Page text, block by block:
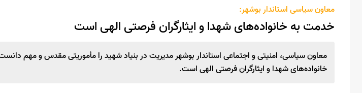
معاون سیاسی استاندار بوشهر:
خدمت به خانواده‌های شهدا و ایثارگران فرصتی الهی است
معاون سیاسی، امنیتی و اجتماعی استاندار بوشهر مدیریت در بنیاد شهید را مأموریتی مقدس و مهم
خانواده‌های شهدا و ایثارگران فرصتی الهی است.